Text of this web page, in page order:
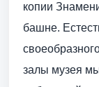
копии
башне.
залы музея